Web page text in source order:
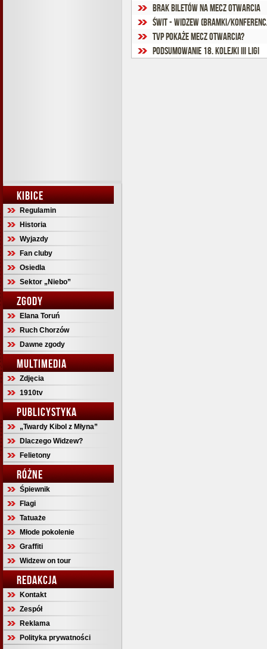
KIBICE
Regulamin
Historia
Wyjazdy
Fan cluby
Osiedla
Sektor „Niebo”
ZGODY
Elana Toruń
Ruch Chorzów
Dawne zgody
MULTIMEDIA
Zdjęcia
1910tv
PUBLICYSTYKA
„Twardy Kibol z Młyna”
Dlaczego Widzew?
Felietony
RÓŻNE
Śpiewnik
Flagi
Tatuaże
Młode pokolenie
Graffiti
Widzew on tour
REDAKCJA
Kontakt
Zespół
Reklama
Polityka prywatności
Brak biletów na mecz otwarcia
Świt - Widzew (bramki/
TVP pokaże mecz otwarcia?
Podsumowanie 18. kolejki III ligi